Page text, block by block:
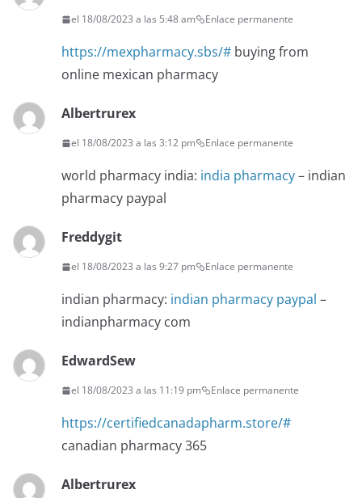
el 18/08/2023 a las 5:48 am Enlace permanente
https://mexpharmacy.sbs/# buying from
online mexican pharmacy
Albertrurex
el 18/08/2023 a las 3:12 pm Enlace permanente
world pharmacy india: india pharmacy– indian
pharmacy paypal
Freddygit
el 18/08/2023 a las 9:27 pm Enlace permanente
indian pharmacy: indian pharmacy paypal –
indianpharmacy com
EdwardSew
el 18/08/2023 a las 11:19 pm Enlace permanente
https://certifiedcanadapharm.store/#
canadian pharmacy 365
Albertrurex